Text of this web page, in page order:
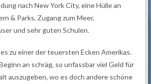
nach New York City, eine Hülle an
& Parks, Zugang zum Meer,
und sehr guten Schulen.
zu einer der teuersten Ecken Amerikas.
an schräg, so unfassbar viel Geld für
auszugeben, wo es doch andere schöne